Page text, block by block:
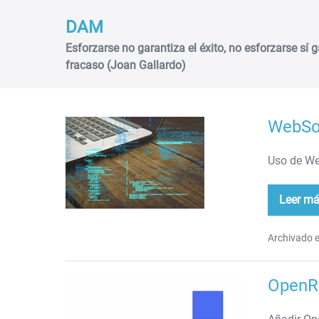
DAM
Esforzarse no garantiza el éxito, no esforzarse sí
fracaso (Joan Gallardo)
WebSockets
Uso de
Leer
Archivado